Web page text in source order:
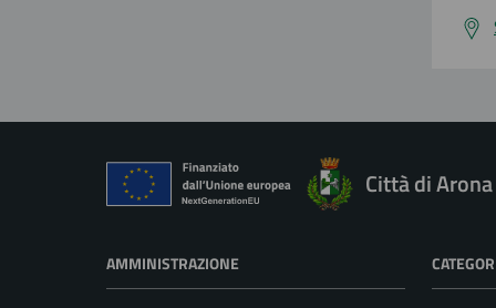
Città di Arona
AMMINISTRAZIONE